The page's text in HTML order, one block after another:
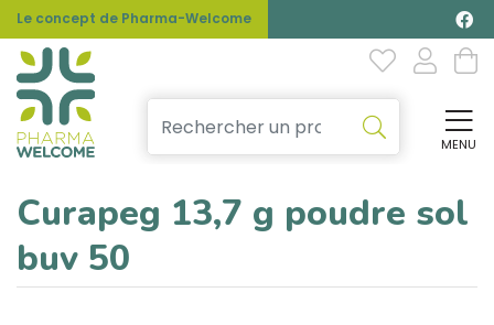
Le concept de Pharma-Welcome
MENU
Curapeg 13,7 g poudre sol
buv 50